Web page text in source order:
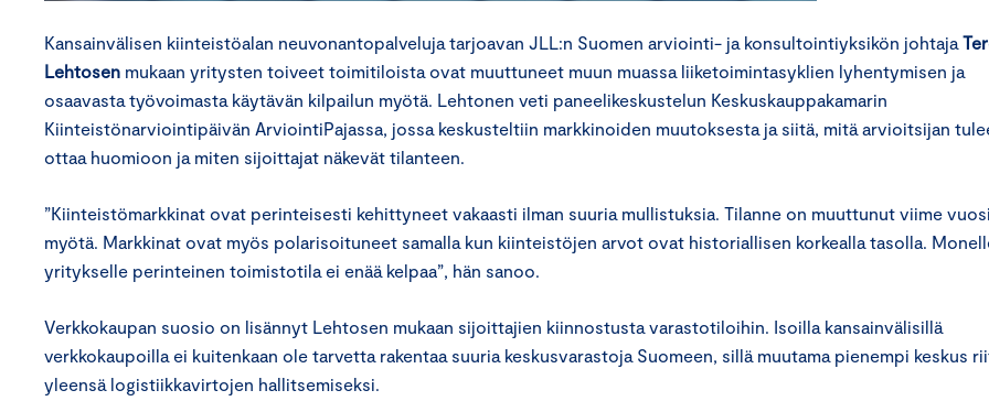
Kansainvälisen kiinteistöalan neuvonantopalveluja tarjoavan JLL:n Suomen arviointi- ja konsultointiyksikön johtaja
Lehtosen mukaan yritysten toiveet toimitiloista ovat muuttuneet muun muassa liiketoimintasyklien lyhentymisen ja
osaavasta työvoimasta käytävän kilpailun myötä. Lehtonen veti paneelikeskustelun Keskuskauppakamarin
Kiinteistönarviointipäivän ArviointiPajassa, jossa keskusteltiin markkinoiden muutoksesta ja siitä, mitä arvioitsijan
ottaa huomioon ja miten sijoittajat näkevät tilanteen.
”Kiinteistömarkkinat ovat perinteisesti kehittyneet vakaasti ilman suuria mullistuksia. Tilanne on muuttunut viime
myötä. Markkinat ovat myös polarisoituneet samalla kun kiinteistöjen arvot ovat historiallisen korkealla tasolla.
yritykselle perinteinen toimistotila ei enää kelpaa”, hän sanoo.
Verkkokaupan suosio on lisännyt Lehtosen mukaan sijoittajien kiinnostusta varastotiloihin. Isoilla kansainvälisillä
verkkokaupoilla ei kuitenkaan ole tarvetta rakentaa suuria keskusvarastoja Suomeen, sillä muutama pienempi keskus
yleensä logistiikkavirtojen hallitsemiseksi.